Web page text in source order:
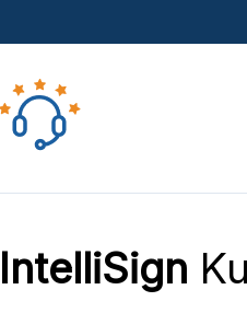
IntelliSign